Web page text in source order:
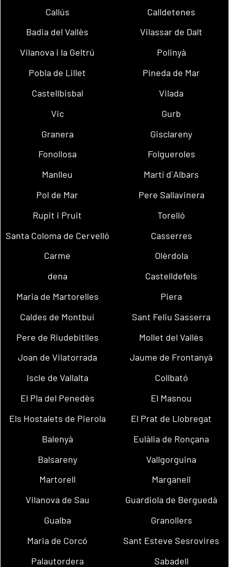
Callús
Calldetenes
Badia del Vallès
Vilassar de Dalt
Vilanova i la Geltrú
Polinyà
Pobla de Lillet
Pineda de Mar
Castellbisbal
Vilada
Vic
Gurb
Granera
Gisclareny
Fonollosa
Folgueroles
Manlleu
Martí d´Albars
Pol de Mar
Pere Sallavinera
Rupit i Pruit
Torelló
Santa Coloma de Cervelló
Casserres
Carme
Olèrdola
dena
Castelldefels
Maria de Martorelles
Piera
Caldes de Montbui
Sant Feliu Sasserra
Pere de Riudebitlles
Mollet del Vallès
Joan de Vilatorrada
Jaume de Frontanyà
Iscle de Vallalta
Collbató
El Pla del Penedès
El Masnou
Els Hostalets de Pierola
El Prat de Llobregat
Balenyà
Eulàlia de Ronçana
Balsareny
Vallgorguina
Martorell
Marganell
Vilanova de Sau
Guardiola de Berguedà
Gualba
Granollers
Maria de Corcó
Sant Esteve Sesrovires
Palautordera
Sabadell